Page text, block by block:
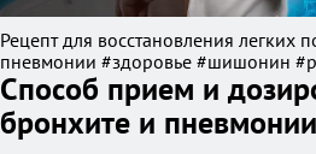
Рецепт для восстановления легких
пневмонии #здоровье #шишонин
Способ прием и
бронхите и пневмонии